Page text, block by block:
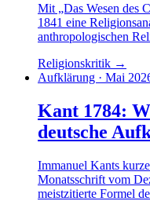
Mit „Das Wesen des
1841 eine
anthropologischen
Religionspsychologie
Religionskritik →
Aufklärung · Mai
Kant 1784:
deutsche
Immanuel Kants
Monatsschrift vom
meistzitierte Formel